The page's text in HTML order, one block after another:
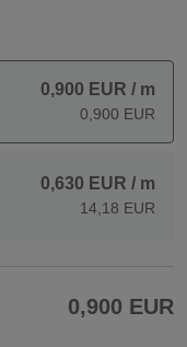
0,900 EUR / m
0,900 EUR
0,630 EUR / m
14,18 EUR
0,900 EUR